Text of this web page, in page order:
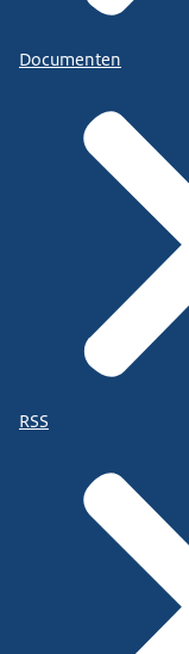
Documenten
RSS